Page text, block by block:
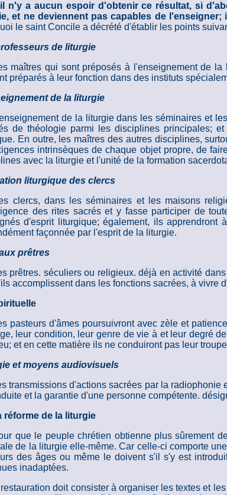
il n'y a aucun espoir d'obtenir ce résultat, si
et ne deviennent pas capables de
le saint Concile a décrété d'établir les points
de liturgie
maîtres qui sont préposés à l'enseignement de
préparés à leur fonction dans des instituts
de la liturgie
de la liturgie dans les séminaires et
de théologie parmi les disciplines principales;
En outre, les maîtres des autres disciplines,
intrinsèques de chaque objet propre, de
avec la liturgie et l'unité de la formation
liturgique des clercs
clercs, dans les séminaires et les maisons
des rites sacrés et y fasse participer de
d'esprit liturgique; également, ils
façonnée par l'esprit de la liturgie.
prêtres
prêtres. séculiers ou religieux. déjà en activité
accomplissent dans les fonctions sacrées, à vivre
pasteurs d'âmes poursuivront avec zèle et
leur condition, leur genre de vie à et leur degré
et en cette matière ils ne conduiront pas leur
et moyens audiovisuels
transmissions d'actions sacrées par la
et la garantie d'une personne compétente.
réforme de la liturgie
que le peuple chrétien obtienne plus sûrement
de la liturgie elle-même. Car celle-ci comporte
des âges ou même le doivent s'il s'y est
inadaptées.
doit consister à organiser les textes et